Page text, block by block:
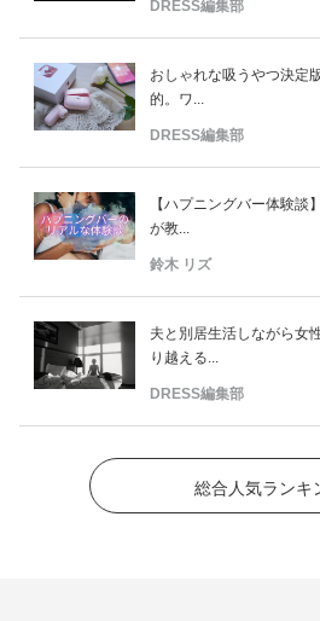
DRESS編集部
おしゃれな吸うやつ決定
的。ワ...
DRESS編集部
【ハプニングバー体験談
が教...
鈴木 リズ
夫と別居生活しながら女
り越える...
DRESS編集部
総合人気ランキ